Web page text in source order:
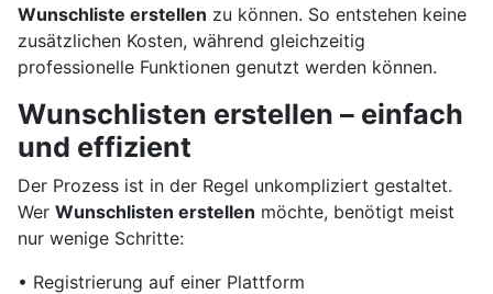
Wunschliste erstellen zu können. So entstehen keine
zusätzlichen Kosten, während gleichzeitig
professionelle Funktionen genutzt werden können.
Wunschlisten erstellen – einfach
und effizient
Der Prozess ist in der Regel unkompliziert gestaltet.
Wer Wunschlisten erstellen möchte, benötigt meist
nur wenige Schritte:
• Registrierung auf einer Plattform